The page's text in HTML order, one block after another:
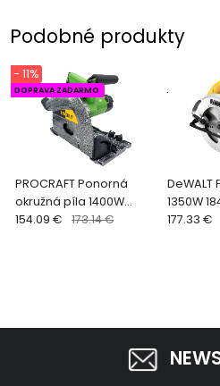
Podobné produkty
PROCRAFT Ponorná
okružná píla 1400W
KR2100
DOPRAVA ZADARMO
- 11%
154.09 € 173.14 €
1350W
DWE560K
.
177.33 €